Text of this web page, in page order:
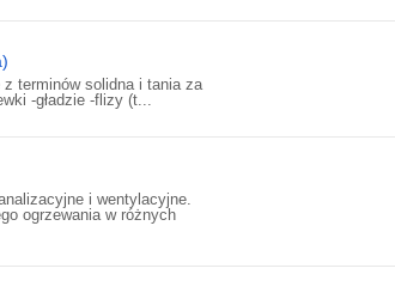
terminów solidna i tania za
-gładzie -flizy (t...
i wentylacyjne.
ogrzewania w różnych